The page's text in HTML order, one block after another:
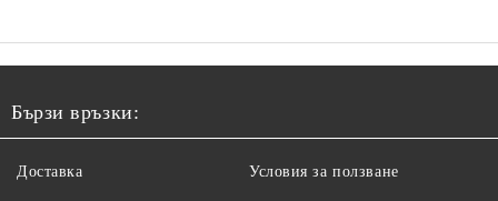
Бързи връзки:
Доставка Условия за ползване